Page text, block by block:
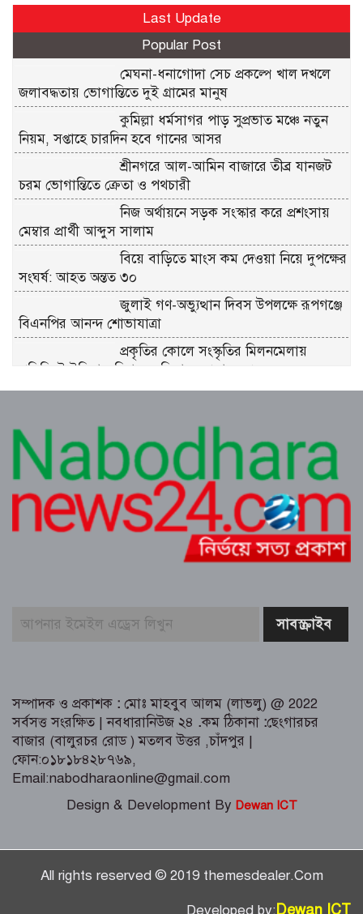
Last Update
Popular Post
মেঘনা-ধনাগোদা সেচ প্রকল্পে খাল দখলে
জলাবদ্ধতায় ভোগান্তিতে দুই গ্রামের মানুষ
কুমিল্লা ধর্মসাগর পাড় সুপ্রভাত মঞ্চে নতুন
নিয়ম, সপ্তাহে চারদিন হবে গানের আসর
শ্রীনগরে আল-আমিন বাজারে তীব্র যানজট
চরম ভোগান্তিতে ক্রেতা ও পথচারী
নিজ অর্থায়নে সড়ক সংস্কার করে প্রশংসায়
মেম্বার প্রার্থী আব্দুস সালাম
বিয়ে বাড়িতে মাংস কম দেওয়া নিয়ে দুপক্ষের
সংঘর্ষ: আহত অন্তত ৩০ ​
জুলাই গণ-অভ্যুত্থান দিবস উপলক্ষে রূপগঞ্জে
বিএনপির আনন্দ শোভাযাত্রা
প্রকৃতির কোলে সংস্কৃতির মিলনমেলায়
প্রতিদিনই ইতিহাস লিখছে কুমিল্লার সুপ্রভাত মঞ্চ
কুমিল্লায় সোহান হত্যা মামলায় বৃদ্ধ মিজানুর
রহমানের যাবজ্জীবন কারাদণ্ড।। ছেলে
মেহেদী হাসান খালাস
জুলাই গণঅভ্যুত্থান উপলক্ষে ত্রিশালে আহত
যোদ্ধা ও নিহত পরিবারের সংবর্ধনা
সম্পাদক ও প্রকাশক : মোঃ মাহবুব আলম (লাভলু) @ 2022
সর্বসত্ত সংরক্ষিত | নবধারানিউজ ২৪ .কম ঠিকানা :ছেংগারচর
বাজার (বালুরচর রোড ) মতলব উত্তর ,চাঁদপুর |
ফোন:০১৮১৮৪২৮৭৬৯,
Email:nabodharaonline@gmail.com
Design & Development By Dewan ICT
All rights reserved © 2019 themesdealer.Com
Developed by:Dewan ICT